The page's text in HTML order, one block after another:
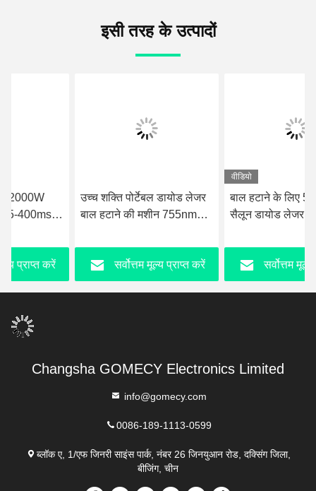
इसी तरह के उत्पादों
उच्च शक्ति पोर्टेबल डायोड लेजर
बाल हटाने की मशीन 755nm
सर्वोत्तम मूल्य प्राप्त करें
बाल हटाने के लिए 5-400ms
सैलून डायोड लेजर मशीन
सर्वोत्तम मूल्य प्राप्त करें
Changsha GOMECY Electronics Limited
info@gomecy.com
0086-189-1113-0599
ब्लॉक ए, 1/एफ जिनरी साइंस पार्क, नंबर 26 जिनयुआन रोड, दक्सिंग जिला,
बीजिंग, चीन